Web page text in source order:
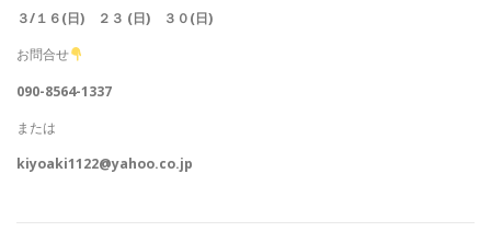
３/１６(日) ２３ (日) ３０(日)
お問合せ
090-8564-1337
または
kiyoaki1122@yahoo.co.jp